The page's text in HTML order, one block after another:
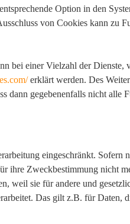
Option in den
von Cookies kann zu
bei einer Vielzahl der Dienste,
erklärt werden. Des
dann gegebenenfalls nicht alle
eingeschränkt. Sofern
ihre Zweckbestimmung nicht
weil sie für andere und
Das gilt z.B. für Daten,